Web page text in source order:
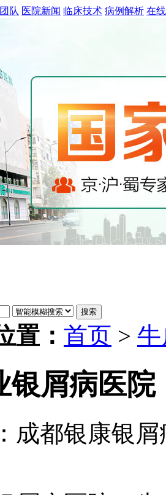
队 医院新闻 临床技术 病例解析 在
搜索
置： 首页 >
银屑病医院
成都银康银屑